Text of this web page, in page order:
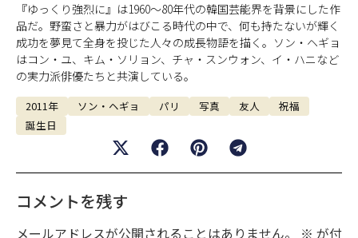
『ゆっくり強烈に』は1960～80年代の韓国芸能界を背景にした作
品だ。野蛮さと暴力がはびこる時代の中で、何も持たないが輝く
成功を夢見て全身を投じた人々の成長物語を描く。ソン・ヘギョ
はコン・ユ、キム・ソリョン、チャ・スンウォン、イ・ハニなど
の実力派俳優たちと共演している。
2011年 ソン・ヘギョ パリ 写真 友人
祝福
誕生日
コメントを残す
メールアドレスが公開されることはありません。 ※ が付